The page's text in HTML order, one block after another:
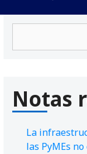
Notas
La
las PyMEs